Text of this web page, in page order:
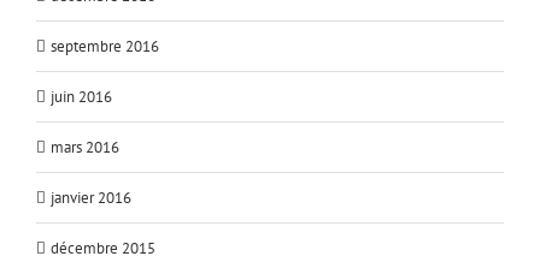
septembre 2016
juin 2016
mars 2016
janvier 2016
décembre 2015